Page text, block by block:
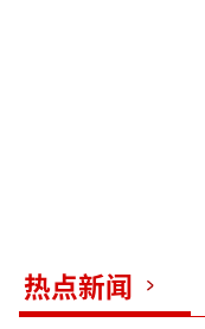
热点新闻